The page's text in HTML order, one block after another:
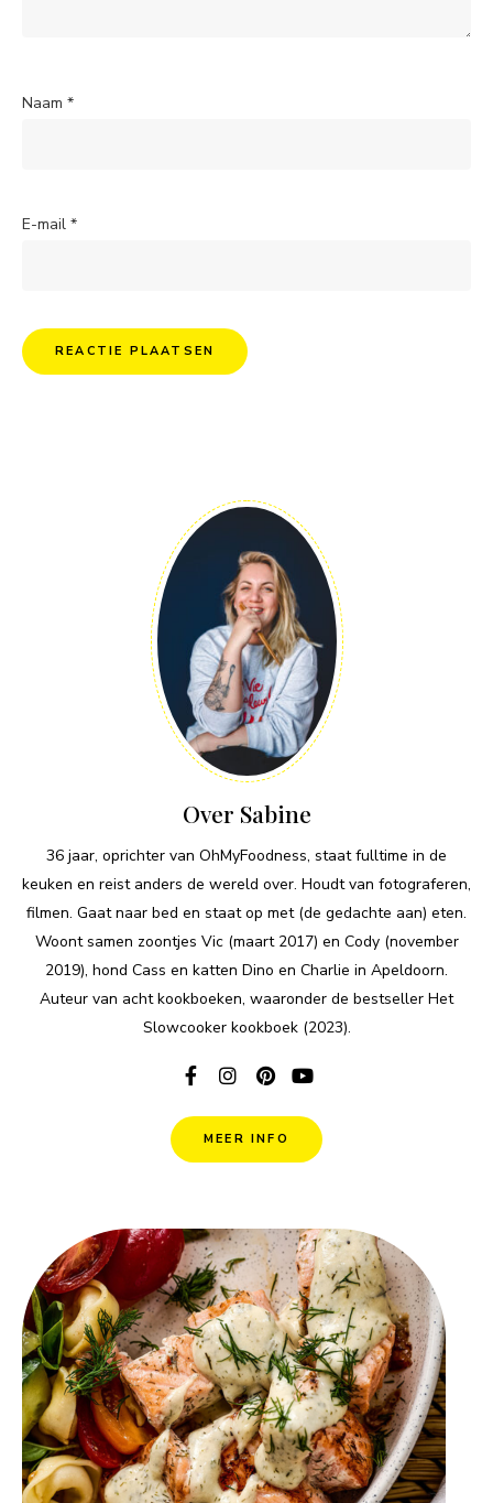
Naam *
E-mail *
Over Sabine
36 jaar, oprichter van OhMyFoodness, staat fulltime in de
keuken en reist anders de wereld over. Houdt van fotograferen,
filmen. Gaat naar bed en staat op met (de gedachte aan) eten.
Woont samen zoontjes Vic (maart 2017) en Cody (november
2019), hond Cass en katten Dino en Charlie in Apeldoorn.
Auteur van acht kookboeken, waaronder de bestseller Het
Slowcooker kookboek (2023).
MEER INFO